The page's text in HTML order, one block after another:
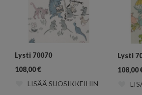
Lysti 70070
108,00€
LISÄÄ SUOSIKKEIHIN
Lysti
108,00